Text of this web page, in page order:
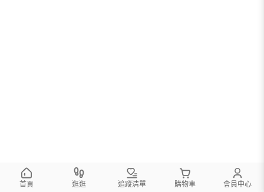
首頁 逛逛 追蹤清單 購物車 會員中心